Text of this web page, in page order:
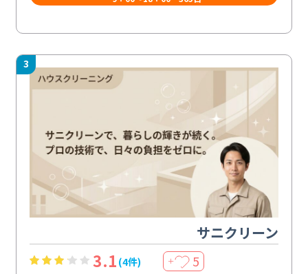
3
サニクリーン
3.1 (4件) ＋ 5